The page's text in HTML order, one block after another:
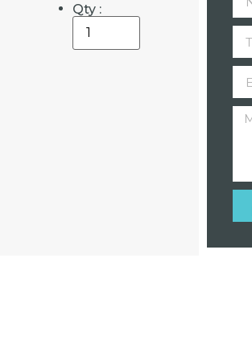
Qty :